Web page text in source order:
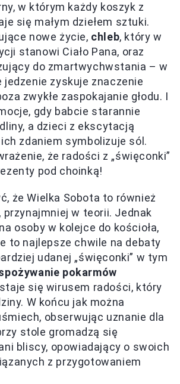
w którym każdy koszyk z
się małym dziełem sztuki.
nowe życie, chleb, który w
stanowi Ciało Pana, oraz
do zmartwychwstania – w
zyskuje znaczenie
zwykłe zaspokajanie głodu. I
gdy babcie starannie
a dzieci z ekscytacją
zdaniem symbolizuje sól.
że radości z „święconki”
pod choinką!
że Wielka Sobota to również
przynajmniej w teorii. Jednak
osoby w kolejce do kościoła,
to najlepsze chwile na debaty
udanej „święconki” w tym
pokarmów
się wirusem radości, który
W końcu jak można
obserwując uznanie dla
stole gromadzą się
bliscy, opowiadający o swoich
z przygotowaniem